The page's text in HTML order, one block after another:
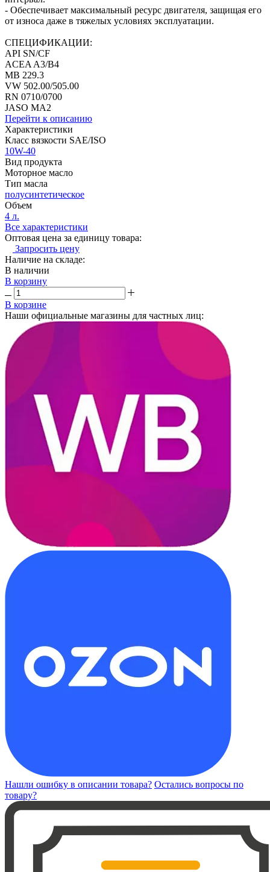
- Обеспечивает максимальный ресурс двигателя, защищая его
от износа даже в тяжелых условиях эксплуатации.
СПЕЦИФИКАЦИИ:
API SN/CF
ACEA A3/B4
MB 229.3
VW 502.00/505.00
RN 0710/0700
JASO MA2
Перейти к описанию
Характеристики
Класс вязкости SAE/ISO
10W-40
Вид продукта
Моторное масло
Тип масла
полусинтетическое
Объем
4 л.
Все характеристики
Оптовая цена за единицу товара:
Запросить цену
Наличие на складе:
В наличии
В корзину
В корзине
Наши официальные магазины для частных лиц:
Нашли ошибку в описании товара? Остались вопросы по
товару?